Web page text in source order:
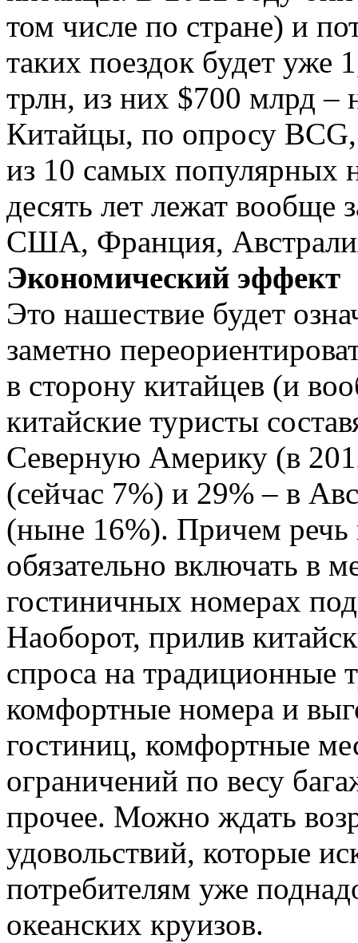
том числе по стране) и
таких поездок будет уже
трлн, из них $700 млрд –
Китайцы, по опросу BCG,
из 10 самых популярных
десять лет лежат
США, Франция,
Экономический эффект
Это нашествие будет
заметно
в сторону китайцев (и
китайские туристы
Северную Америку (в
(сейчас 7%) и 29% – в
(ныне 16%). Причем речь
обязательно включать в
гостиничных номерах
Наоборот, прилив
спроса на традиционные
комфортные номера и
гостиниц, комфортные
ограничений по весу
прочее. Можно ждать
удовольствий, которые
потребителям уже
океанских круизов.